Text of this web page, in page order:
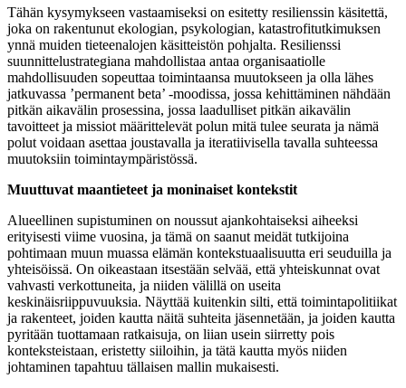
Tähän kysymykseen vastaamiseksi on esitetty resilienssin käsitettä,
joka on rakentunut ekologian, psykologian, katastrofitutkimuksen
ynnä muiden tieteenalojen käsitteistön pohjalta. Resilienssi
suunnittelustrategiana mahdollistaa antaa organisaatiolle
mahdollisuuden sopeuttaa toimintaansa muutokseen ja olla lähes
jatkuvassa ’permanent beta’ -moodissa, jossa kehittäminen nähdään
pitkän aikavälin prosessina, jossa laadulliset pitkän aikavälin
tavoitteet ja missiot määrittelevät polun mitä tulee seurata ja nämä
polut voidaan asettaa joustavalla ja iteratiivisella tavalla suhteessa
muutoksiin toimintaympäristössä.
Muuttuvat maantieteet ja moninaiset kontekstit
Alueellinen supistuminen on noussut ajankohtaiseksi aiheeksi
erityisesti viime vuosina, ja tämä on saanut meidät tutkijoina
pohtimaan muun muassa elämän kontekstuaalisuutta eri seuduilla ja
yhteisöissä. On oikeastaan itsestään selvää, että yhteiskunnat ovat
vahvasti verkottuneita, ja niiden välillä on useita
keskinäisriippuvuuksia. Näyttää kuitenkin silti, että toimintapolitiikat
ja rakenteet, joiden kautta näitä suhteita jäsennetään, ja joiden kautta
pyritään tuottamaan ratkaisuja, on liian usein siirretty pois
konteksteistaan, eristetty siiloihin, ja tätä kautta myös niiden
johtaminen tapahtuu tällaisen mallin mukaisesti.